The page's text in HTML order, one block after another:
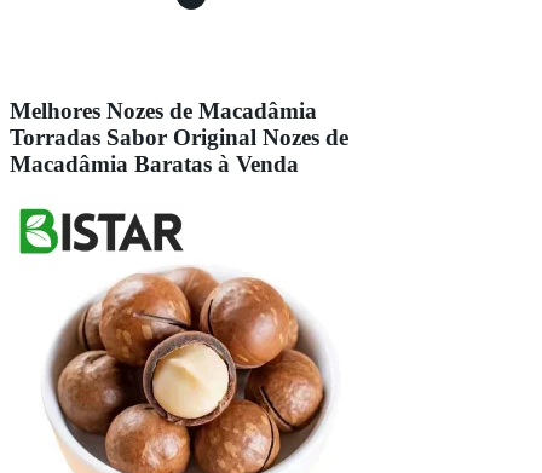
Melhores Nozes de Macadâmia
Torradas Sabor Original Nozes de
Macadâmia Baratas à Venda